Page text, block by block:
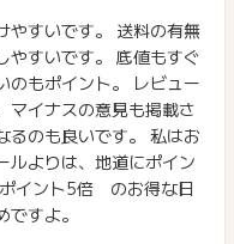
のポイント還元となりま
当分以上でポイントが
時に正しいポイント数へ
で予めご了承下さい。
はポイント加算の対象で
せされる際に、該当の
ます。
応いたしかねますので、
表示するアプリのこと
やすいです。 送料の有無
やすいです。 底値もすぐ
のもポイント。 レビュー
マイナスの意見も掲載さ
るのも良いです。 私はお
ルよりは、地道にポイン
イント5倍 のお得な日
すよ。